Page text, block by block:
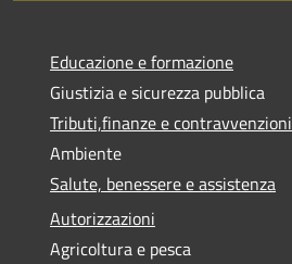
Educazione e formazione
Giustizia e sicurezza pubblica
Tributi,finanze e contravvenzioni
Ambiente
Salute, benessere e assistenza
Autorizzazioni
Agricoltura e pesca